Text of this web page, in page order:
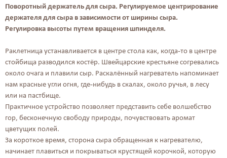
Поворотный держатель для сыра. Регулируемое центрирование
держателя для сыра в зависимости от ширины сыра.
Регулировка высоты путем вращения шпинделя.
Раклетница устанавливается в центре стола как, когда-то в центре
стойбища разводился костёр. Швейцарские крестьяне согревались
около очага и плавили сыр. Раскалённый нагреватель напоминает
нам красные угли огня, где-нибудь в скалах, около ручья, в лесу
или на пастбище.
Практичное устройство позволяет представить себе волшебство
гор, бесконечную свободу природы, почувствовать аромат
цветущих полей.
За короткое время, сторона сыра обращенная к нагревателю,
начинает плавиться и покрываться крустящей корочкой, которую